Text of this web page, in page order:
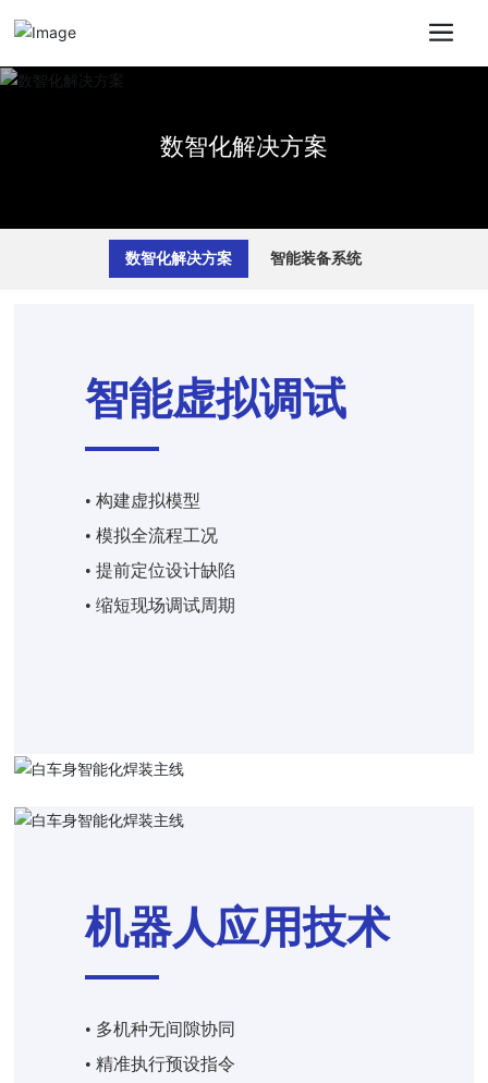
数智化解决方案
数智化解决方案 智能装备系统
智能虚拟调试
• 构建虚拟模型
• 模拟全流程工况
• 提前定位设计缺陷
• 缩短现场调试周期
机器人应用技术
• 多机种无间隙协同
• 精准执行预设指令